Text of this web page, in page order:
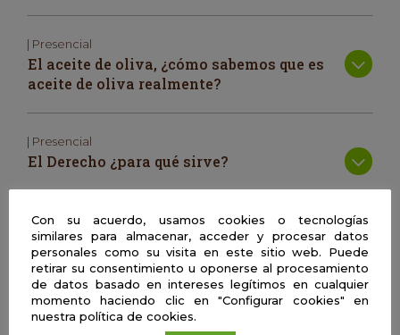
| Presencial
El aceite de oliva, ¿cómo sabemos que es
aceite de oliva realmente?
| Presencial
El Derecho ¿para qué sirve?
| Presencial
La Ciencia Jurídica al servicio de la paz
social
Campus de Jaén. Edificio de Usos Múltiples. Cafetería |
07/11/2022 9.30 h
Con su acuerdo, usamos cookies o tecnologías
similares para almacenar, acceder y procesar datos
personales como su visita en este sitio web. Puede
retirar su consentimiento u oponerse al procesamiento
de datos basado en intereses legítimos en cualquier
momento haciendo clic en "Configurar cookies" en
nuestra política de cookies.